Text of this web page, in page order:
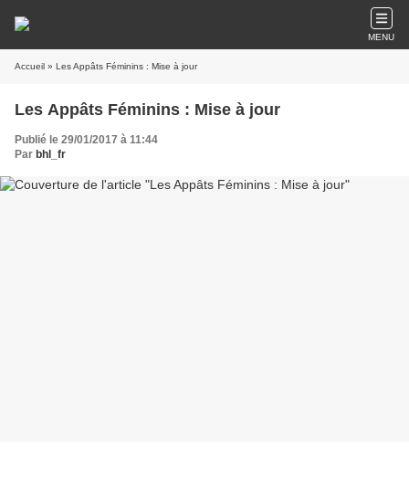
MENU
Accueil » Les Appâts Féminins : Mise à jour
Les Appâts Féminins : Mise à jour
Publié le 29/01/2017 à 11:44
Par bhl_fr